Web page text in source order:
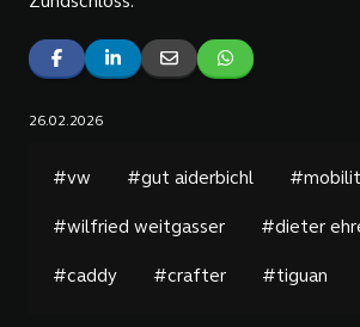
26.02.2026
#vw #gut aiderbichl
#wilfried weitgasser #dieter
#caddy #crafter #tiguan